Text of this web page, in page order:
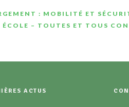
: MOBILITÉ ET
– TOUTES ET TOUS
ACTUS